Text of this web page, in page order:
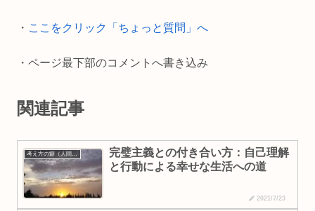
・ ここをクリック「ちょっと質問」へ
・ページ最下部のコメントへ書き込み
関連記事
考え方の癖（人間理解・なりたい自分）
完璧主義との付き合い方：自己理解
と行動による幸せな生活への道
2021/7/23